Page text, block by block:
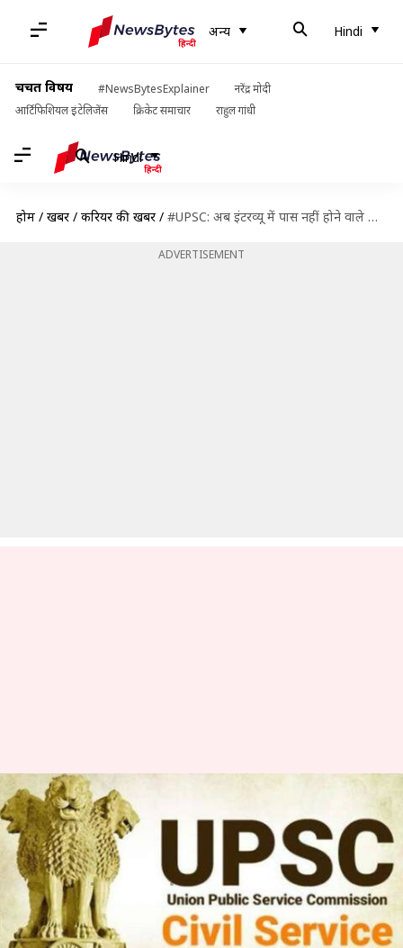
अन्य Hindi
चर्चित विषय #NewsBytesExplainer
नरेंद्र मोदी
आर्टिफिशियल इंटेलिजेंस
क्रिकेट समाचार राहुल गांधी
Hindi
होम / खबरें / करियर की खबरें / #UPSC: अब इंटरव्यू में पास नहीं होने वाले भी पा सकते हैं सरकारी नौकरी, जानें कैसे
ADVERTISEMENT
#UPSC: अब इंटरव्यू में पास नहीं होने
वाले भी पा सकते हैं सरकारी नौकरी,
जानें कैसे
लेखन मोना दीक्षित Feb 11, 2019 06:14 pm
क्या है खबर?